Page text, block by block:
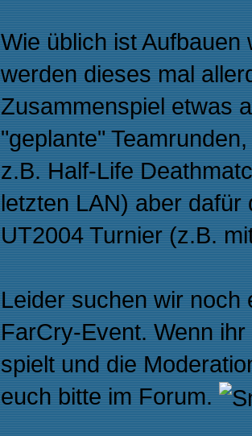
Wie üblich ist Aufbauen
werden dieses mal
Zusammenspiel etwas
"geplante"
z.B. Half-Life
letzten LAN) aber
UT2004 Turnier (z.B.
Leider suchen wir noch
FarCry-Event. Wenn
spielt und die
euch bitte im Forum.